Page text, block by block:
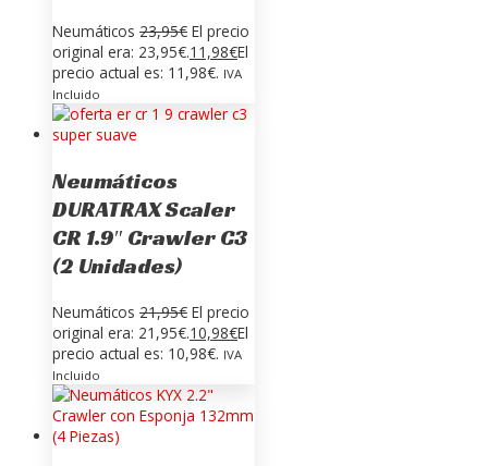
Neumáticos 23,95€ El precio
original era: 23,95€.11,98€El
precio actual es: 11,98€. IVA
Incluido
Neumáticos
DURATRAX Scaler
CR 1.9″ Crawler C3
(2 Unidades)
Neumáticos 21,95€ El precio
original era: 21,95€.10,98€El
precio actual es: 10,98€. IVA
Incluido